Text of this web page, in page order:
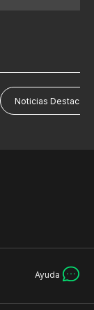
Noticias
Ayuda